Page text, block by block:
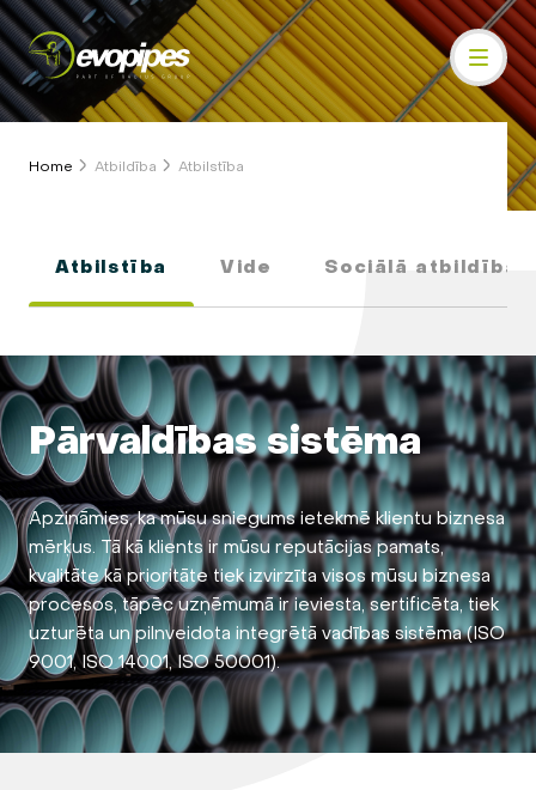
Home Atbildība Atbilstība
Atbilstība Vide Sociālā atbildība
Pārvaldības sistēma
Apzināmies, ka mūsu sniegums ietekmē klientu biznesa
mērķus. Tā kā klients ir mūsu reputācijas pamats,
kvalitāte kā prioritāte tiek izvirzīta visos mūsu biznesa
procesos, tāpēc uzņēmumā ir ieviesta, sertificēta, tiek
uzturēta un pilnveidota integrētā vadības sistēma (ISO
9001, ISO 14001, ISO 50001).